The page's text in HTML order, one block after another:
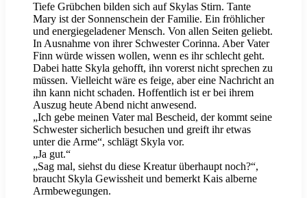
Tiefe Grübchen bilden sich auf Skylas Stirn. Tante
Mary ist der Sonnenschein der Familie. Ein fröhlicher
und energiegeladener Mensch. Von allen Seiten geliebt.
In Ausnahme von ihrer Schwester Corinna. Aber Vater
Finn würde wissen wollen, wenn es ihr schlecht geht.
Dabei hatte Skyla gehofft, ihn vorerst nicht sprechen zu
müssen. Vielleicht wäre es feige, aber eine Nachricht an
ihn kann nicht schaden. Hoffentlich ist er bei ihrem
Auszug heute Abend nicht anwesend.
„Ich gebe meinen Vater mal Bescheid, der kommt seine
Schwester sicherlich besuchen und greift ihr etwas
unter die Arme“, schlägt Skyla vor.
„Ja gut.“
„Sag mal, siehst du diese Kreatur überhaupt noch?“,
braucht Skyla Gewissheit und bemerkt Kais alberne
Armbewegungen.